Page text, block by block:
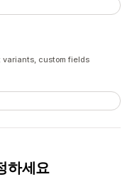
variants, custom fields
하세요